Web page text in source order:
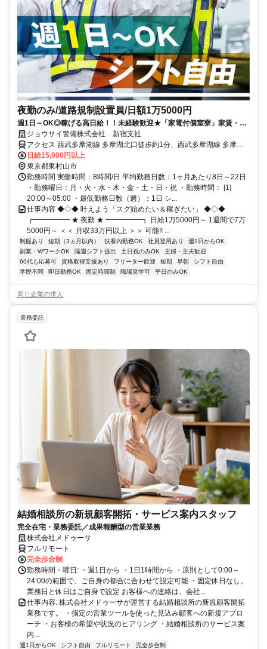
夜勤のみ/道路規制設置員/日額1万5000円
週1日～OK◎稼げる高日給！！未経験歓迎★「家電付個室寮」家賃・光
熱費3ヶ月無料★
ジョウサイ警備株式会社 新宿支社
アクセス 西武多摩湖線 多摩湖北口徒歩約1分、西武多摩湖線 多摩湖
北口徒歩約1分、西武園線 西武園南口徒歩約10分 多摩湖駅周辺/直行
直帰OK
日給15,000円以上
東京都東村山市
勤務時間 実働時間：8時間/日 平均勤務日数：1ヶ月あたり8日～22日
・勤務曜日：月・火・水・木・金・土・日・祝 ・勤務時間： [1]
20:00～05:00 ・最低勤務日数（週）：1日 シ...
仕事内容 ◆◇◆ 叶えよう「スグ始めたい＆稼ぎたい」 ◆◇◆
┏━━━━━ ★ 夜勤 ★ ━━━━━┓ 日給1万5000円～ 1週間で7万
5000円～ ＜＜ 月収33万円以上 ＞＞ 可能!! ...
制服あり 短期（3ヵ月以内） 扶養内勤務OK 社員登用あり
週1日からOK
副業・WワークOK
隔週シフト提出 土日祝のみOK
主婦・主夫歓迎
60代も応募可
資格取得支援あり フリーター歓迎 短期 早朝
シフト自由
学歴不問
即日勤務OK 固定時間制 職場見学可 平日のみOK
同じ企業の求人
業務委託
結婚相談所の新規顧客開拓・サービス案内スタッフ
完全在宅・業務委託／成果報酬型の営業業務
株式会社メドゥーサ
フルリモート
完全歩合制
勤務時間・曜日: ・週1日から ・1日1時間から ・原則として0:00～
24:00の範囲で、ご自身の都合に合わせて設定可能 ・固定休日なし。
業務日と休日はご自身で設定 お客様への連絡は、会社...
仕事内容: 株式会社メドゥーサが運営する結婚相談所の新規顧客開拓
業務です。 ・指定の営業ツールを使った見込み顧客への新規アプロ
ーチ ・お客様の希望や状況のヒアリング ・結婚相談所のサービス案
内...
週1日からOK シフト自由 フルリモート 完全歩合制